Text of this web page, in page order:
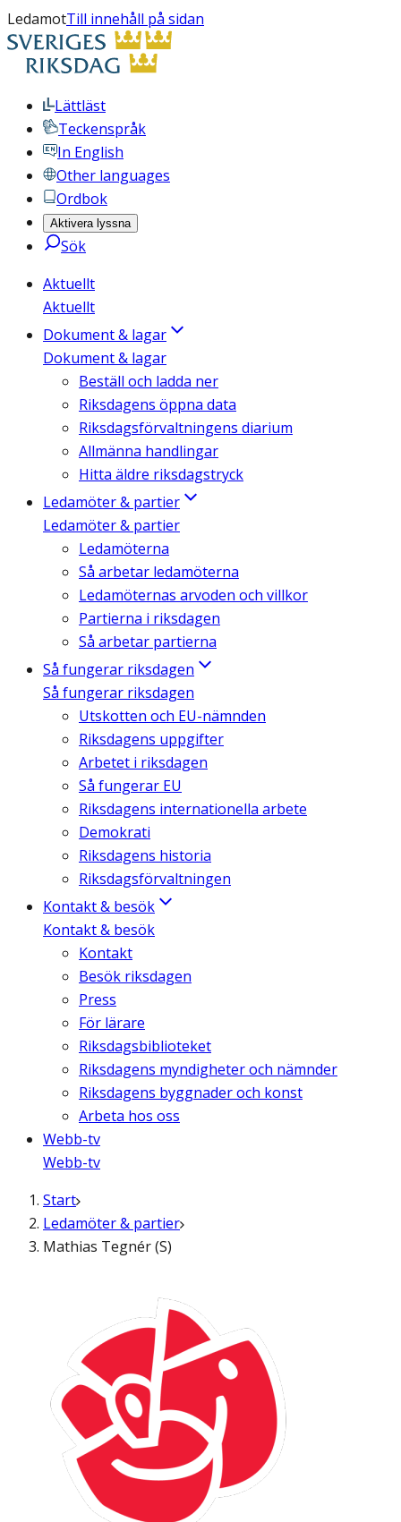
LedamotTill innehåll på sidan
Lättläst
Teckenspråk
In English
Other languages
Ordbok
Aktivera lyssna
Sök
Aktuellt
Aktuellt
Dokument & lagar
Dokument & lagar
Beställ och ladda ner
Riksdagens öppna data
Riksdagsförvaltningens diarium
Allmänna handlingar
Hitta äldre riksdagstryck
Ledamöter & partier
Ledamöter & partier
Ledamöterna
Så arbetar ledamöterna
Ledamöternas arvoden och villkor
Partierna i riksdagen
Så arbetar partierna
Så fungerar riksdagen
Så fungerar riksdagen
Utskotten och EU-nämnden
Riksdagens uppgifter
Arbetet i riksdagen
Så fungerar EU
Riksdagens internationella arbete
Demokrati
Riksdagens historia
Riksdagsförvaltningen
Kontakt & besök
Kontakt & besök
Kontakt
Besök riksdagen
Press
För lärare
Riksdagsbiblioteket
Riksdagens myndigheter och nämnder
Riksdagens byggnader och konst
Arbeta hos oss
Webb-tv
Webb-tv
Start
Ledamöter & partier
Mathias Tegnér (S)